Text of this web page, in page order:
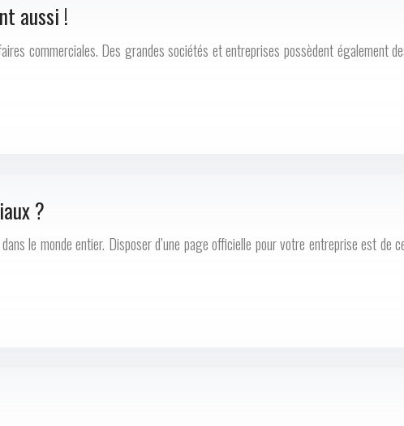
aussi !
commerciales. Des grandes sociétés et entreprises possèdent également
?
le monde entier. Disposer d’une page officielle pour votre entreprise est de